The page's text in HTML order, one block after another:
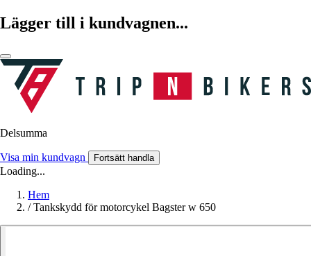
Lägger till i kundvagnen...
Delsumma
Visa min kundvagn Fortsätt handla
Loading...
Hem
/ Tankskydd för motorcykel Bagster w 650